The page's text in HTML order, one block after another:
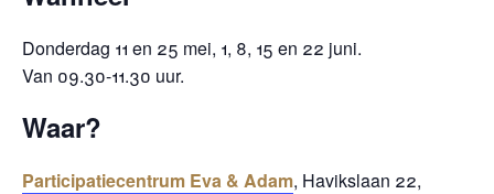
Donderdag 11 en 25 mei, 1, 8, 15 en 22 juni.
Van 09.30-11.30 uur.
Waar?
Participatiecentrum Eva & Adam, Havikslaan 22,